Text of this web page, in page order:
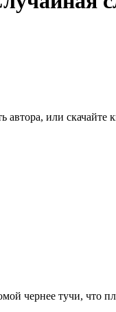
или скачайте
чернее тучи, что